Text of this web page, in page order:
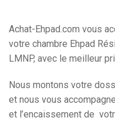
Achat-Ehpad.com vous
votre chambre Ehpad
LMNP, avec le meilleur
Nous montons votre
et nous vous
et l’encaissement de